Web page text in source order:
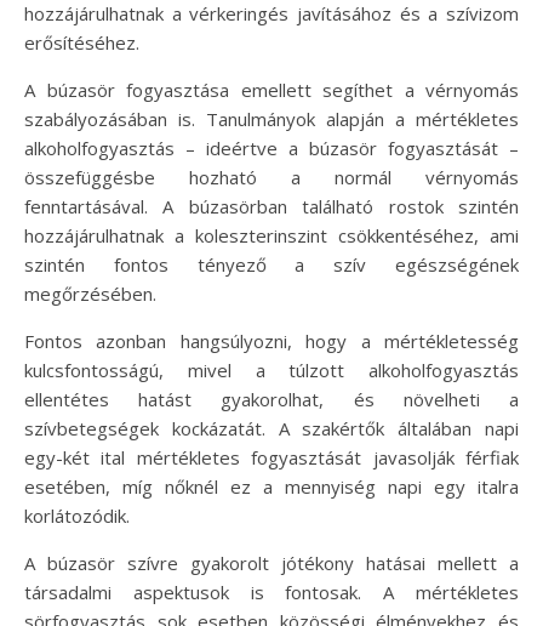
hozzájárulhatnak a vérkeringés javításához és a szívizom
erősítéséhez.
A búzasör fogyasztása emellett segíthet a vérnyomás
szabályozásában is. Tanulmányok alapján a mértékletes
alkoholfogyasztás – ideértve a búzasör fogyasztását –
összefüggésbe hozható a normál vérnyomás
fenntartásával. A búzasörban található rostok szintén
hozzájárulhatnak a koleszterinszint csökkentéséhez, ami
szintén fontos tényező a szív egészségének
megőrzésében.
Fontos azonban hangsúlyozni, hogy a mértékletesség
kulcsfontosságú, mivel a túlzott alkoholfogyasztás
ellentétes hatást gyakorolhat, és növelheti a
szívbetegségek kockázatát. A szakértők általában napi
egy-két ital mértékletes fogyasztását javasolják férfiak
esetében, míg nőknél ez a mennyiség napi egy italra
korlátozódik.
A búzasör szívre gyakorolt jótékony hatásai mellett a
társadalmi aspektusok is fontosak. A mértékletes